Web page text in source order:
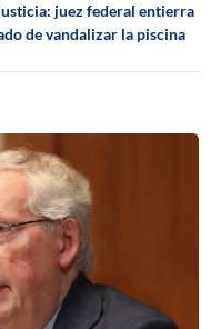
juez federal entierra
de vandalizar la piscina